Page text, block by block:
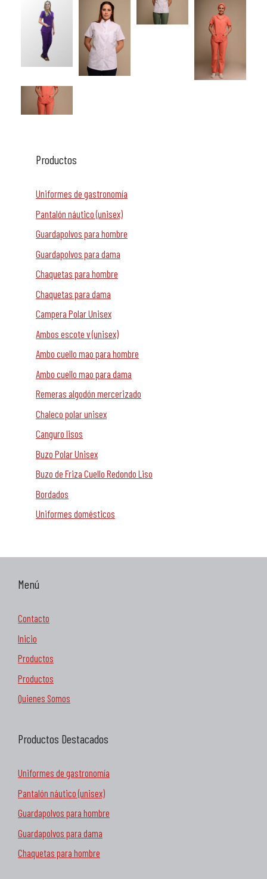
Productos
Uniformes de gastronomía
Pantalón náutico (unisex)
Guardapolvos para hombre
Guardapolvos para dama
Chaquetas para hombre
Chaquetas para dama
Campera Polar Unisex
Ambos escote v (unisex)
Ambo cuello mao para hombre
Ambo cuello mao para dama
Remeras algodón mercerizado
Chaleco polar unisex
Canguro lisos
Buzo Polar Unisex
Buzo de Friza Cuello Redondo Liso
Bordados
Uniformes domésticos
Menú
Contacto
Inicio
Productos
Productos
Quienes Somos
Productos Destacados
Uniformes de gastronomía
Pantalón náutico (unisex)
Guardapolvos para hombre
Guardapolvos para dama
Chaquetas para hombre